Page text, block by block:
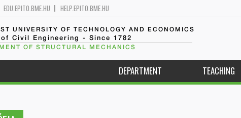
EDU.EPITO.BME.HU HELP.EPITO.BME.HU
UNIVERSITY OF TECHNOLOGY AND ECONOMICS
Civil Engineering - Since 1782
OF STRUCTURAL MECHANICS
DEPARTMENT TEACHING